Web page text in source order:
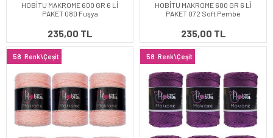
HOBİTU MAKROME 600 GR 6 Lİ
PAKET 080 Fuşya
235,00 TL
HOBİTU MAKROME 600 GR 6 Lİ
PAKET 072 Soft Pembe
235,00 TL
58 Renk\Çeşit 58 Renk\Çeşit